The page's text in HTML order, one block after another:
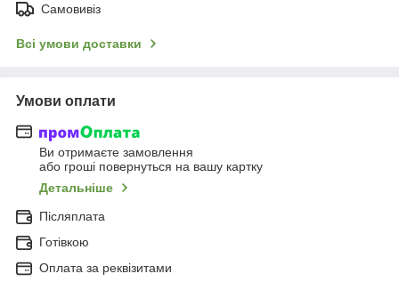
Самовивіз
Всі умови доставки
Умови оплати
Ви отримаєте замовлення
або гроші повернуться на вашу картку
Детальніше
Післяплата
Готівкою
Оплата за реквізитами